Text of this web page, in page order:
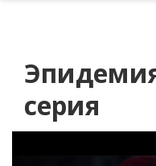
серия